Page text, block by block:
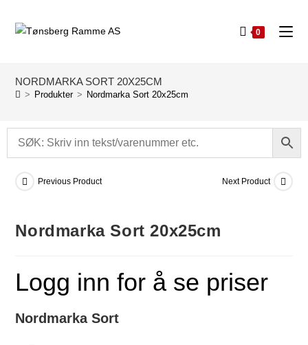
0
NORDMARKA SORT 20X25CM
> Produkter > Nordmarka Sort 20x25cm
Previous Product Next Product
Nordmarka Sort 20x25cm
Logg inn for å se priser
Nordmarka Sort